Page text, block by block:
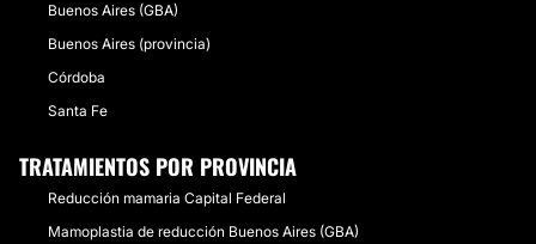
Buenos Aires (GBA)
Buenos Aires (provincia)
Córdoba
Santa Fe
TRATAMIENTOS POR PROVINCIA
Reducción mamaria Capital Federal
Mamoplastia de reducción Buenos Aires (GBA)